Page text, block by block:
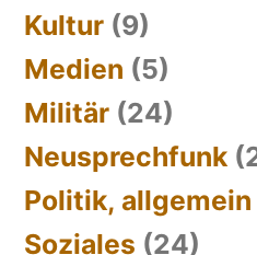
Kultur (9)
Medien (5)
Militär (24)
Neusprechfunk
Politik, allgemein
Soziales (24)